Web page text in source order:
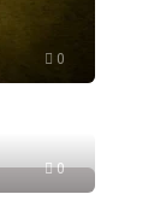
0
0